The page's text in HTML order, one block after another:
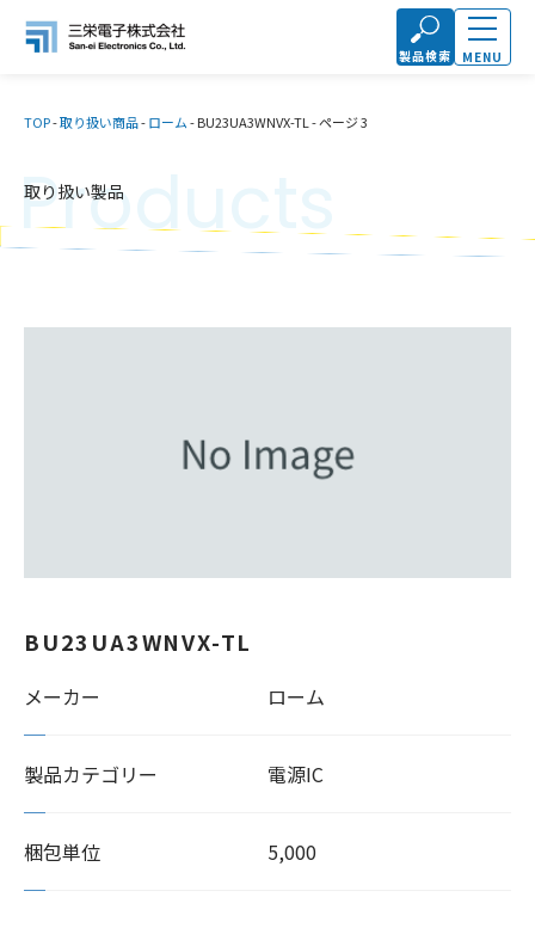
製品検索 MENU
TOP-取り扱い商品-ローム-BU23UA3WNVX-TL -ページ 3
取り扱い製品
Products
BU23UA3WNVX-TL
メーカー ローム
製品カテゴリー 電源IC
梱包単位 5,000